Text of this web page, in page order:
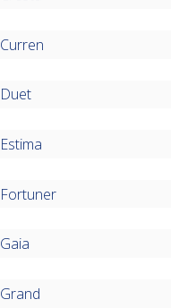
Curren
Duet
Estima
Fortuner
Gaia
Grand